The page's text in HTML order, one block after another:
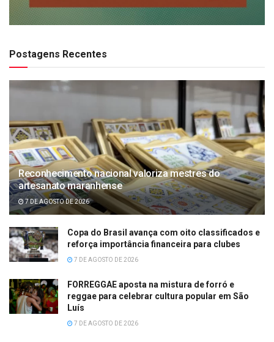
Postagens Recentes
Reconhecimento nacional valoriza mestres do
artesanato maranhense
7 DE AGOSTO DE 2026
Copa do Brasil avança com oito classificados e
reforça importância financeira para clubes
7 DE AGOSTO DE 2026
FORREGGAE aposta na mistura de forró e
reggae para celebrar cultura popular em São
Luís
7 DE AGOSTO DE 2026